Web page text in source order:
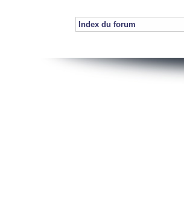
Index du forum